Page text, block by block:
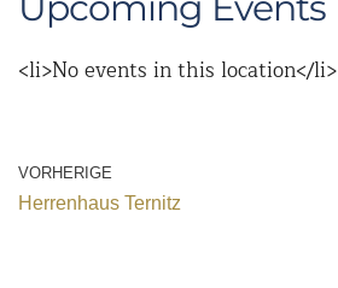
<li>No events in this location</li>
VORHERIGE
Herrenhaus Ternitz